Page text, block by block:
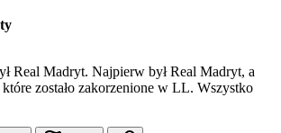
Real Madryt. Najpierw był Real Madryt, a
które zostało zakorzenione w LL. Wszystko